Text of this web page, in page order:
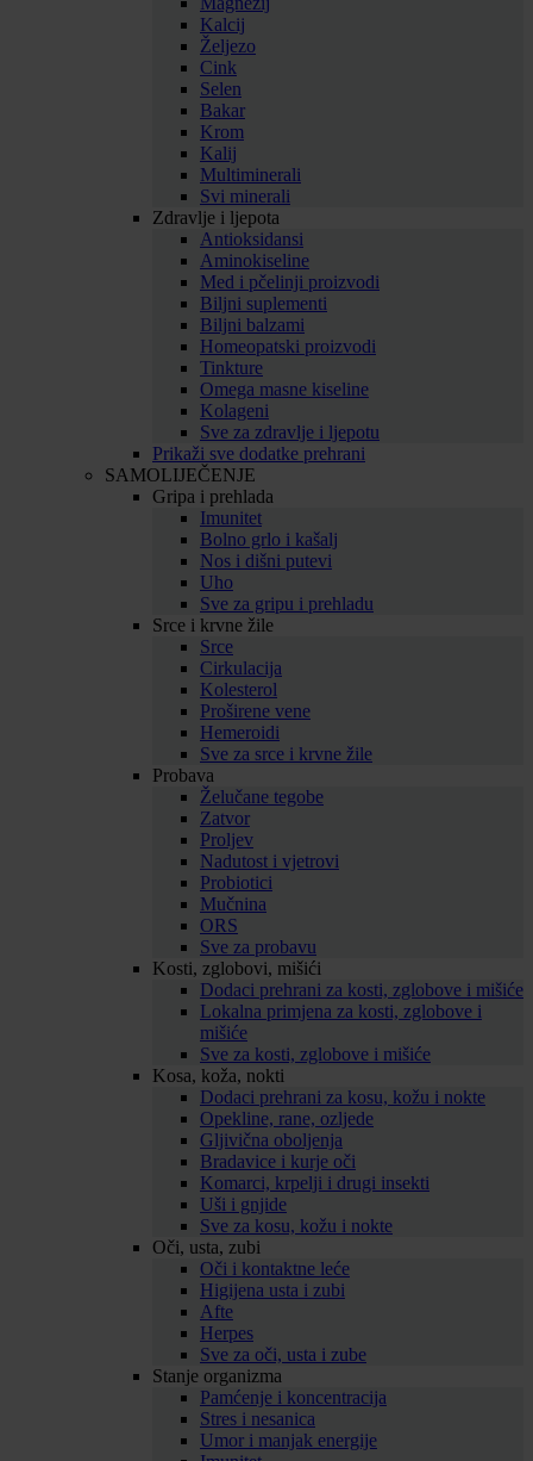
Kalcij
Željezo
Cink
Selen
Bakar
Krom
Kalij
Multiminerali
Svi minerali
Zdravlje i ljepota
Antioksidansi
Aminokiseline
Med i pčelinji proizvodi
Biljni suplementi
Biljni balzami
Homeopatski proizvodi
Tinkture
Omega masne kiseline
Kolageni
Sve za zdravlje i ljepotu
Prikaži sve dodatke prehrani
SAMOLIJEČENJE
Gripa i prehlada
Imunitet
Bolno grlo i kašalj
Nos i dišni putevi
Uho
Sve za gripu i prehladu
Srce i krvne žile
Srce
Cirkulacija
Kolesterol
Proširene vene
Hemeroidi
Sve za srce i krvne žile
Probava
Želučane tegobe
Zatvor
Proljev
Nadutost i vjetrovi
Probiotici
Mučnina
ORS
Sve za probavu
Kosti, zglobovi, mišići
Dodaci prehrani za kosti, zglobove i mišiće
Lokalna primjena za kosti, zglobove i
mišiće
Sve za kosti, zglobove i mišiće
Kosa, koža, nokti
Dodaci prehrani za kosu, kožu i nokte
Opekline, rane, ozljede
Gljivična oboljenja
Bradavice i kurje oči
Komarci, krpelji i drugi insekti
Uši i gnjide
Sve za kosu, kožu i nokte
Oči, usta, zubi
Oči i kontaktne leće
Higijena usta i zubi
Afte
Herpes
Sve za oči, usta i zube
Stanje organizma
Pamćenje i koncentracija
Stres i nesanica
Umor i manjak energije